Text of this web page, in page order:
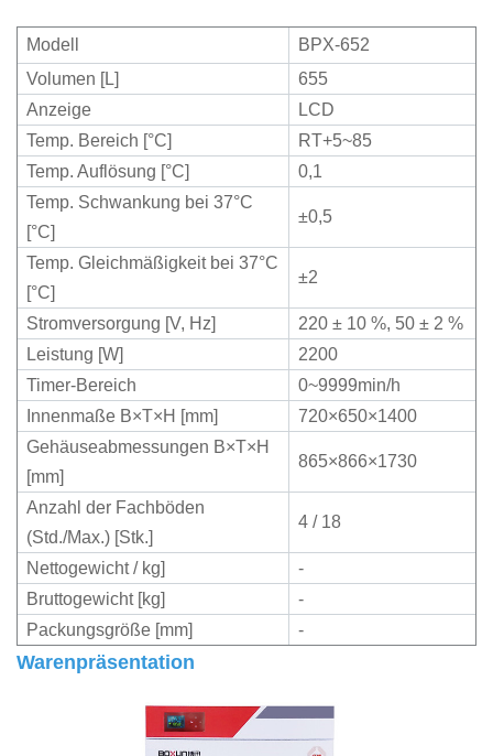
Modell
BPX-652
Volumen [L]
655
Anzeige
LCD
Temp. Bereich [°C]
RT+5~85
Temp. Auflösung [°C]
0,1
Temp. Schwankung bei 37°C
[°C]
±0,5
Temp. Gleichmäßigkeit bei 37°C
[°C]
±2
Stromversorgung [V, Hz]
220 ± 10 %, 50 ± 2 %
Leistung [W]
2200
Timer-Bereich
0~9999min/h
Innenmaße B×T×H [mm]
720×650×1400
Gehäuseabmessungen B×T×H
[mm]
865×866×1730
Anzahl der Fachböden
(Std./Max.) [Stk.]
4 / 18
Nettogewicht / kg]
-
Bruttogewicht [kg]
-
Packungsgröße [mm]
-
Warenpräsentation